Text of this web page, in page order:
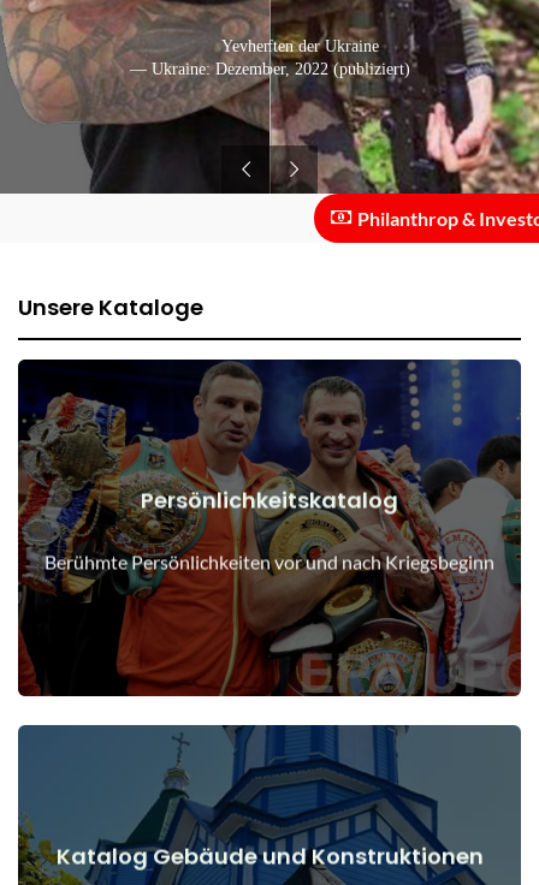
In den Streitkräften der Ukraine
— Ukraine: September, 2022 (publiziert)
Yevhen Brakh
— Ukraine: Dezember, 2022 (publiziert)
Philanthrop & Investor
Unsere Kataloge
Persönlichkeitskatalog
Berühmte Persönlichkeiten vor und nach Kriegsbeginn
Menschen vor und nach Kriegsbeginn
Details anzeigen
Katalog Gebäude und Konstruktionen
Details anzeigen